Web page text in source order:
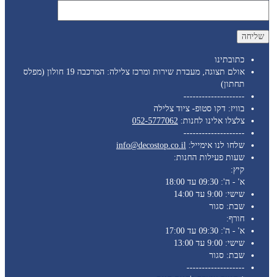
כתובתינו
אולם תצוגה, מעבדת שירות ומרכז צלילה: המרכבה 19 חולון (מפלס
תחתון)
--------------------
בוויז: דקו סטופ- ציוד צלילה
צלצלו אלינו לחנות: 052-5777062
--------------------
שלחו לנו אימייל: info@decostop.co.il
שעות פעילות החנות:
קיץ:
א' - ה': 09:30 עד 18:00
שישי: 9:00 עד 14:00
שבת: סגור
חורף:
א' - ה': 09:30 עד 17:00
שישי: 9:00 עד 13:00
שבת: סגור
-------------------